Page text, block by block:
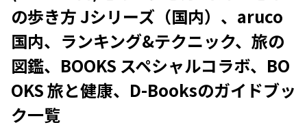
の歩き方 Jシリーズ（国内）、aruco
国内、ランキング&テクニック、旅の
図鑑、BOOKS スペシャルコラボ、BO
OKS 旅と健康、D-Booksのガイドブッ
ク一覧